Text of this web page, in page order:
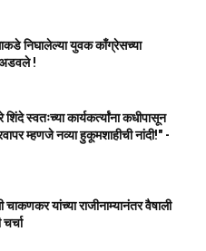
निघालेल्या युवक काँग्रेसच्या
अडवले !
शिंदे स्वतःच्या कार्यकर्त्यांना कधीपासून
म्हणजे नव्या हुकूमशाहीची नांदी!" -
चाकणकर यांच्या राजीनाम्यानंतर वैषाली